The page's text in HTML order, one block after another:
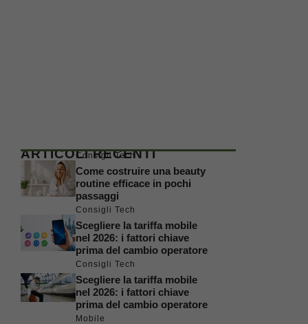
ARTICOLI RECENTI
Consigli Tech
Come costruire una beauty
routine efficace in pochi
passaggi
Consigli Tech
Scegliere la tariffa mobile
nel 2026: i fattori chiave
prima del cambio operatore
Consigli Tech
Scegliere la tariffa mobile
nel 2026: i fattori chiave
prima del cambio operatore
Mobile